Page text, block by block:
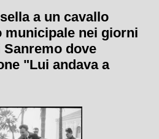
a un cavallo
municipale nei giorni
Sanremo dove
"Lui andava a